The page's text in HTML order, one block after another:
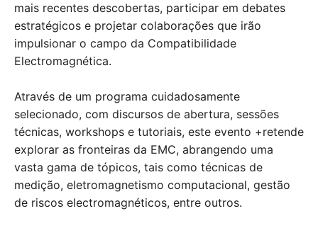
mais recentes descobertas, participar em debates
estratégicos e projetar colaborações que irão
impulsionar o campo da Compatibilidade
Electromagnética.
Através de um programa cuidadosamente
selecionado, com discursos de abertura, sessões
técnicas, workshops e tutoriais, este evento +retende
explorar as fronteiras da EMC, abrangendo uma
vasta gama de tópicos, tais como técnicas de
medição, eletromagnetismo computacional, gestão
de riscos electromagnéticos, entre outros.